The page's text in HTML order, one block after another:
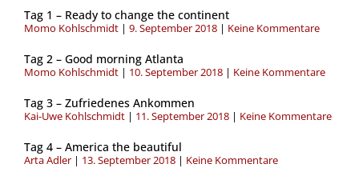
Tag 1 – Ready to change the continent
Momo Kohlschmidt 9. September 2018 Keine Kommentare
Tag 2 – Good morning Atlanta
Momo Kohlschmidt 10. September 2018 Keine Kommentare
Tag 3 – Zufriedenes Ankommen
Kai-Uwe Kohlschmidt 11. September 2018 Keine Kommentare
Tag 4 – America the beautiful
Arta Adler 13. September 2018 Keine Kommentare
SeiteSeiteSeiteSeite